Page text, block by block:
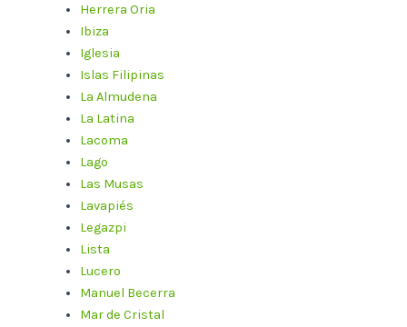
Herrera Oria
Ibiza
Iglesia
Islas Filipinas
La Almudena
La Latina
Lacoma
Lago
Las Musas
Lavapiés
Legazpi
Lista
Lucero
Manuel Becerra
Mar de Cristal